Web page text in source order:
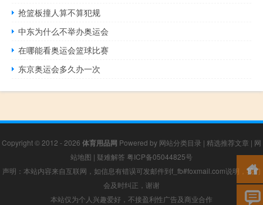
抢篮板撞人算不算犯规
中东为什么不举办奥运会
在哪能看奥运会篮球比赛
东京奥运会多久办一次
Copyright © 2012 - 2026 体育用品网 Powered by 网站分类目录 | 精选推荐文章 | 网
站地图 | 疑难解答 粤ICP备05044825号
声明：本站内容来自互联网，如信息有错误可发邮件到f_fb#foxmail.com说明，我们
会及时纠正，谢谢
本站仅为个人兴趣爱好，不接盈利性广告及商业合作